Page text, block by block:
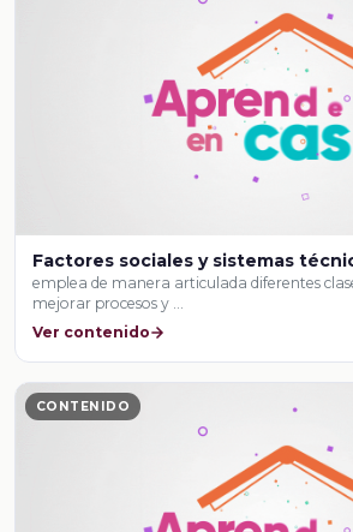
Factores sociales y sistemas
emplea de manera articulada diferentes
mejorar procesos y …
Ver contenido
CONTENIDO